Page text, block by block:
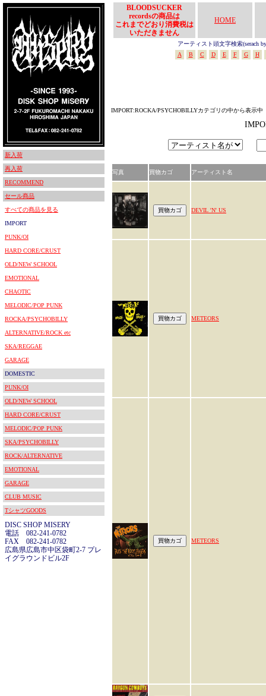
新入荷
再入荷
RECOMMEND
セール商品
すべての商品を見る
IMPORT
PUNK/OI
HARD CORE/CRUST
OLD/NEW SCHOOL
EMOTIONAL
CHAOTIC
MELODIC/POP PUNK
ROCKA/PSYCHOBILLY
ALTERNATIVE/ROCK etc
SKA/REGGAE
GARAGE
DOMESTIC
PUNK/OI
OLD/NEW SCHOOL
HARD CORE/CRUST
MELODIC/POP PUNK
SKA/PSYCHOBILLY
ROCK/ALTERNATIVE
EMOTIONAL
GARAGE
CLUB MUSIC
TシャツGOODS
DISC SHOP MISERY
電話 082-241-0782
FAX 082-241-0782
広島県広島市中区袋町2-7 プレ
イグラウンドビル2F
BLOODSUCKER
recordsの商品は
これまでどおり消費税は
いただきません
HOME
アーティスト頭文字検索(serach
A
B C D E F G H
IMPORT:ROCKA/PSYCHOBILLYカテゴリの中から表示中
写真 買物カゴ アーティスト名
DEVIL 'N' US
METEORS
METEORS